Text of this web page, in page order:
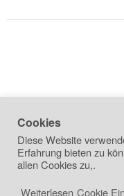
Cookies
Diese Website
Erfahrung bieten zu
allen Cookies zu,.
Weiterlesen Cookie